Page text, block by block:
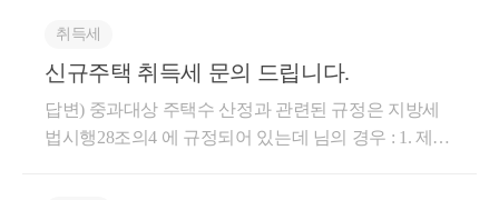
양도가격은 일반적으로 양도 당시 양도자와 양수자 간
의 실지거래가액에 따릅니다. 실지거래가액을 인정 또
는 확인할 수 없는 경우, 매매사례가액->감정가액->기
준시가 순서대로 적용을 합니다. 만약, 감정가액으로
취득세
신규주택 취득세 문의 드립니다.
답변) 중과대상 주택수 산정과 관련된 규정은 지방세
법시행28조의4 에 규정되어 있는데 님의 경우 : 1. 제1